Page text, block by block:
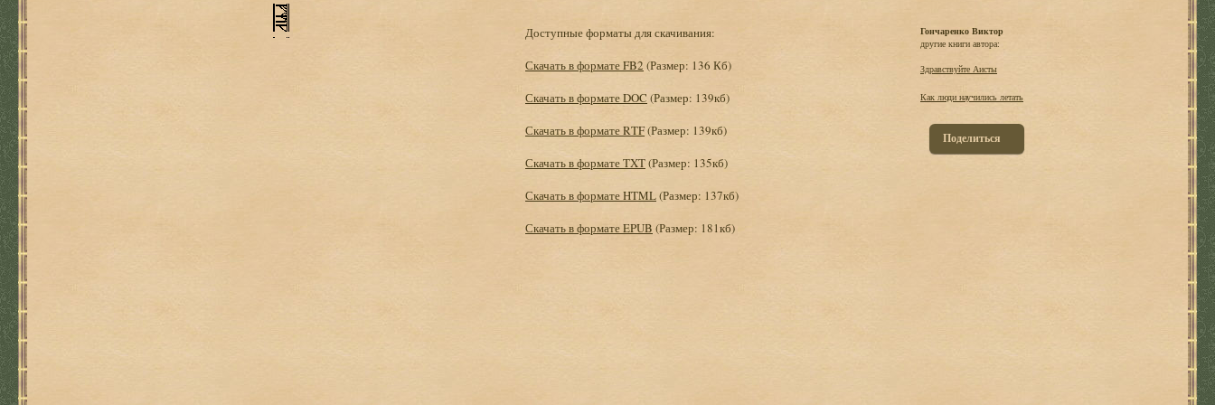
Доступные форматы для скачивания:
Скачать в формате FB2 (Размер: 136 Кб)
Скачать в формате DOC (Размер: 139кб)
Скачать в формате RTF(Размер: 139кб)
Скачать в формате TXT(Размер: 135кб)
Скачать в формате HTML(Размер: 137кб)
Скачать в формате EPUB (Размер: 181кб)
Гончаренко Виктор
другие книги автора:
Здравствуйте Аисты
Как люди научились летать
Поделиться